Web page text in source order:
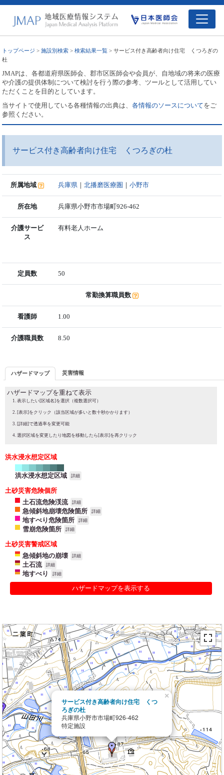
トップページ >施設別検索 >検索結果一覧 > サービス付き高齢者向け住宅 くつろぎの
杜
JMAPは、各都道府県医師会、郡市区医師会や会員が、自地域の将来の医療
や介護の提供体制について検討を行う際の参考、ツールとして活用してい
ただくことを目的としています。
当サイトで使用している各種情報の出典は、各情報のソースについてをご
参照ください。
サービス付き高齢者向け住宅 くつろぎの杜
所属地域 兵庫県 ｜北播磨医療圏 ｜小野市
所在地 兵庫県小野市市場町926-462
介護サービ
ス
有料老人ホーム
定員数 50
常勤換算職員数
看護師 1.00
介護職員数 8.50
ハザードマップ 災害情報
ハザードマップを重ねて表示
表示したい[区域名]を選択（複数選択可）
[表示]をクリック（該当区域が多いと数十秒かかります）
[詳細]で透過率を変更可能
選択区域を変更したり地図を移動したら[表示]を再クリック
洪水浸水想定区域
洪水浸水想定区域 詳細
土砂災害危険個所
土石流危険渓流
詳細
急傾斜地崩壊危険箇所 詳細
地すべり危険箇所 詳細
雪崩危険箇所 詳細
土砂災害警戒区域
急傾斜地の崩壊
詳細
土石流 詳細
地すべり 詳細
ハザードマップを表示する
サービス付き高齢者向け住宅 くつ
ろぎの杜
兵庫県小野市市場町926-462
特定施設
×